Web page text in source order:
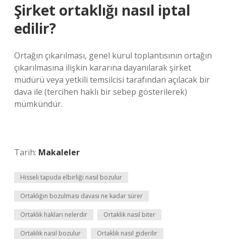
Şirket ortaklığı nasıl iptal
edilir?
Ortağın çıkarılması, genel kurul toplantısının ortağın
çıkarılmasına ilişkin kararına dayanılarak şirket
müdürü veya yetkili temsilcisi tarafından açılacak bir
dava ile (tercihen haklı bir sebep gösterilerek)
mümkündür.
Tarih: Makaleler
Hisseli tapuda elbirliği nasıl bozulur
Ortaklığın bozulması davası ne kadar sürer
Ortaklık hakları nelerdir Ortaklık nasıl biter
Ortaklık nasıl bozulur Ortaklık nasıl giderilir